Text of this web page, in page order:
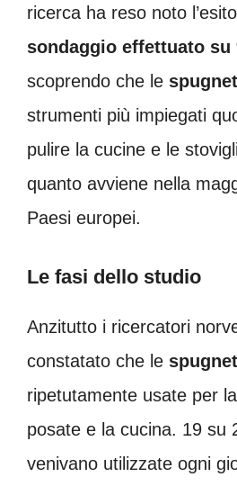
ricerca ha reso noto
sondaggio effettuato su
scoprendo che le
strumenti più impiegati
pulire la cucine e le
quanto avviene nella
Paesi europei.
Le fasi dello studio
Anzitutto i ricercatori
constatato che le
ripetutamente usate per
posate e la cucina. 19 su
venivano utilizzate ogni